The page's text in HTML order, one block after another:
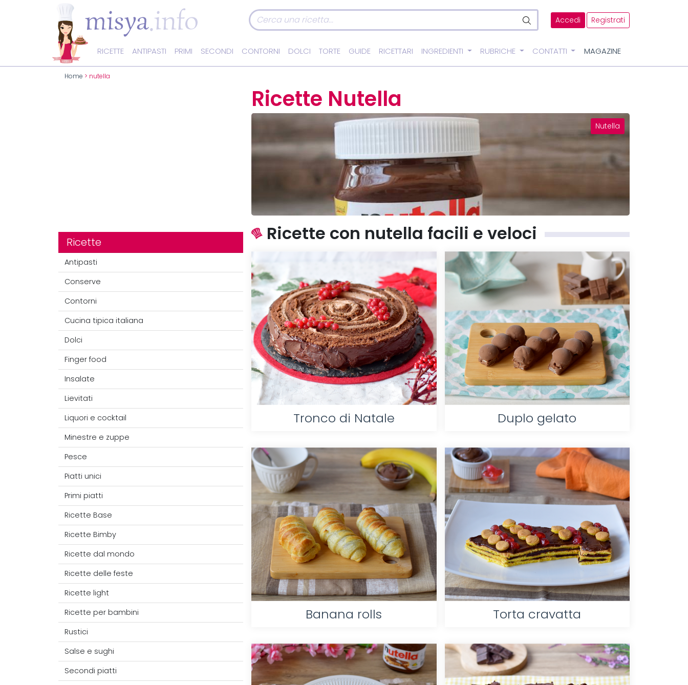
Accedi Registrati
RICETTE ANTIPASTI PRIMI SECONDI CONTORNI DOLCI TORTE GUIDE RICETTARI INGREDIENTI RUBRICHE CONTATTI MAGAZINE
Home > nutella
Ricette
Antipasti
Conserve
Contorni
Cucina tipica italiana
Dolci
Finger food
Insalate
Lievitati
Liquori e cocktail
Minestre e zuppe
Pesce
Piatti unici
Primi piatti
Ricette Base
Ricette Bimby
Ricette dal mondo
Ricette delle feste
Ricette light
Ricette per bambini
Rustici
Salse e sughi
Secondi piatti
Ricette Nutella
Nutella
Ricette con nutella facili e veloci
Tronco di Natale Duplo gelato
Banana rolls Torta cravatta